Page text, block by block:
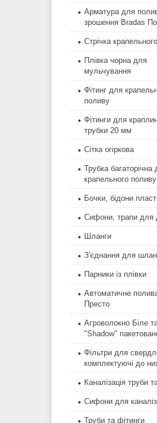
Арматура для
зрошення Bradas
Стрічка
Плівка чорна для
мульчування
Фітинг для
поливу
Фітинги для
трубки 20 мм
Сітка огіркова
Трубка багаторічна
крапельного поливу
Бочки, бідони
Сифони, трапи для
Шланги
З'єднання для
Парники із плівки
Автоматичне
Престо
Агроволокно Біле
"Shadow"
Фільтри для
комплектуючі до
Каналізація труби
Сифони для
Труби та фітинги